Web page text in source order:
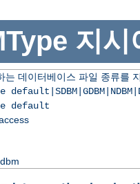
지시
는 데이터베이스 파일 종류를
default